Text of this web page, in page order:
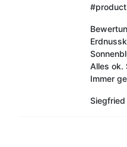
Alles ok.
Immer
Siegfried